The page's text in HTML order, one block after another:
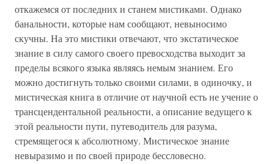
откажемся от последних и станем мистиками. Однако
банальности, которые нам сообщают, невыносимо
скучны. На это мистики отвечают, что экстатическое
знание в силу самого своего превосходства выходит за
пределы всякого языка являясь немым знанием. Его
можно достигнуть только своими силами, в одиночку, и
мистическая книга в отличие от научной есть не учение о
трансцендентальной реальности, а описание ведущего к
этой реальности пути, путеводитель для разума,
стремящегося к абсолютному. Мистическое знание
невыразимо и по своей природе бессловесно.